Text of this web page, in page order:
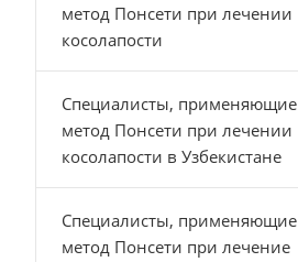
метод Понсети при лечении
косолапости
Специалисты, применяющие
метод Понсети при лечении
косолапости в Узбекистане
Специалисты, применяющие
метод Понсети при лечение